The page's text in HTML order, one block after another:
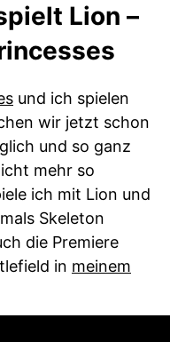
Lion –
und ich spielen
wir jetzt schon
und so ganz
mehr so
ich mit Lion und
Skeleton
die Premiere
in meinem